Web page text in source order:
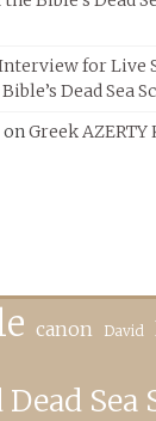
for Live
Dead Sea
onGreek AZERTY
canon David
Sea